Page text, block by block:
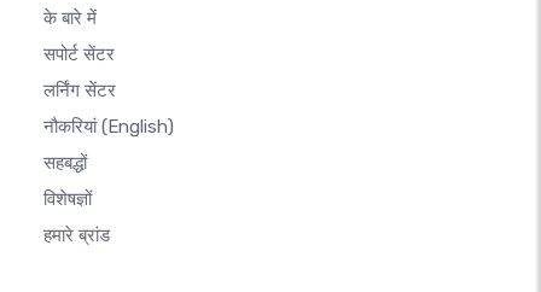
के बारे में
सपोर्ट सेंटर
लर्निंग सेंटर
नौकरियां(English)
सहबद्धों
विशेषज्ञों
हमारे ब्रांड